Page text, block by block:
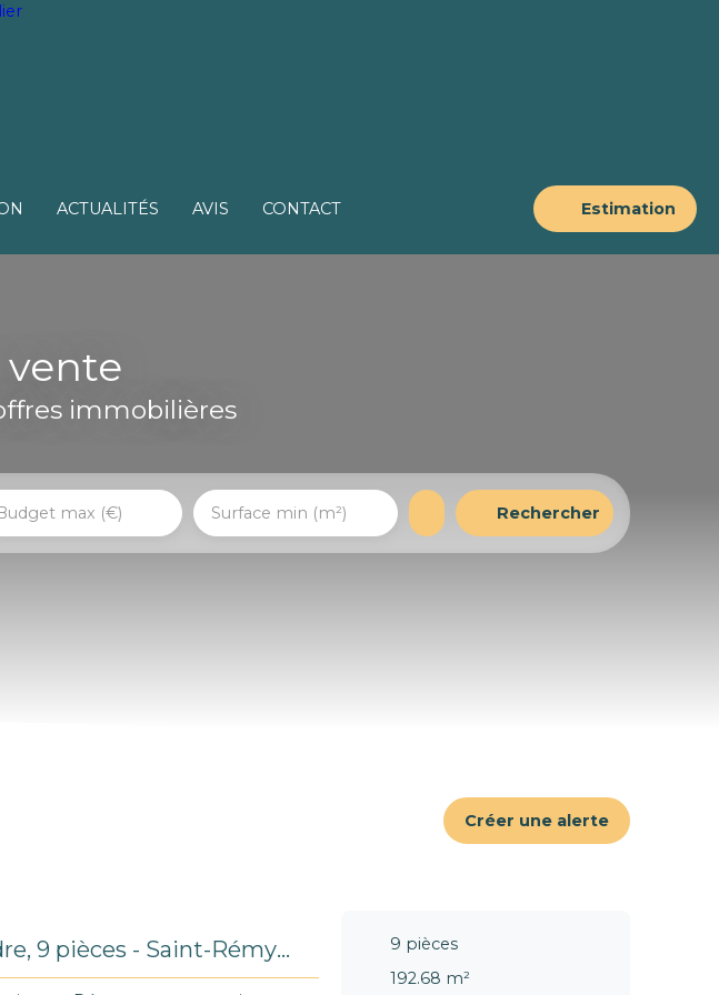
ACTUALITÉS AVIS CONTACT Estimation
vente
immobilières
max (€) Surface min (m²) Rechercher
Créer une alerte
9 pièces - Saint-Rémy
9 pièces
192.68 m²